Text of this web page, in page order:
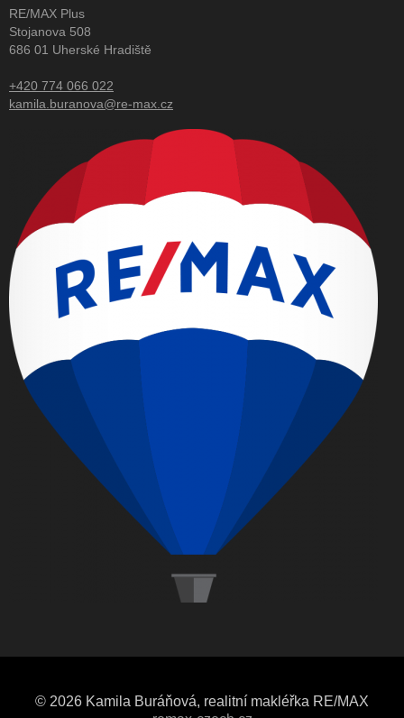
RE/MAX Plus
Stojanova 508
686 01 Uherské Hradiště
+420 774 066 022
kamila.buranova@re-max.cz
© 2026 Kamila Buráňová, realitní makléřka RE/MAX